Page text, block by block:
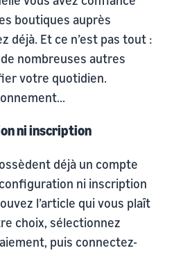
boutiques auprès
déjà. Et ce n’est pas tout :
nombreuses autres
votre quotidien.
ni inscription
déjà un compte
ni inscription
l’article qui vous plaît
choix, sélectionnez
puis connectez-